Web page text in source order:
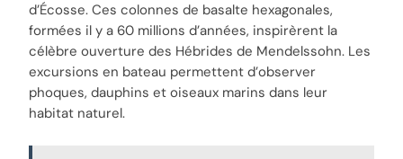
d’Écosse. Ces colonnes de basalte hexagonales,
formées il y a 60 millions d’années, inspirèrent la
célèbre ouverture des Hébrides de Mendelssohn. Les
excursions en bateau permettent d’observer
phoques, dauphins et oiseaux marins dans leur
habitat naturel.